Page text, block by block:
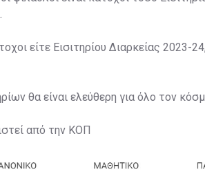
είτε Εισιτηρίου Διαρκείας 2023-
θα είναι ελεύθερη για όλο τον
από την ΚΟΠ